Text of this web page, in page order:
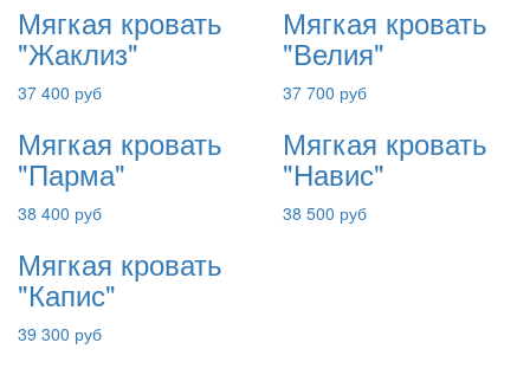
Мягкая кровать
"Жаклиз"
37 400 руб
Мягкая кровать
"Велия"
37 700 руб
Мягкая кровать
"Парма"
38 400 руб
Мягкая кровать
"Навис"
38 500 руб
Мягкая кровать
"Капис"
39 300 руб